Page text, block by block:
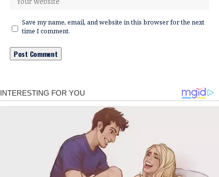
Save my name, email, and website in this browser for the next
time I comment.